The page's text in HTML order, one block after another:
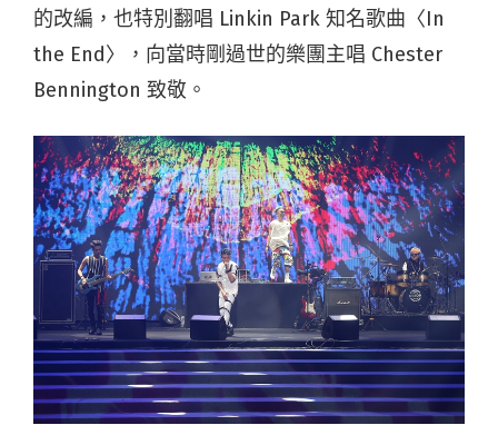
的改編，也特別翻唱 Linkin Park 知名歌曲〈In
the End〉，向當時剛過世的樂團主唱 Chester
Bennington 致敬。